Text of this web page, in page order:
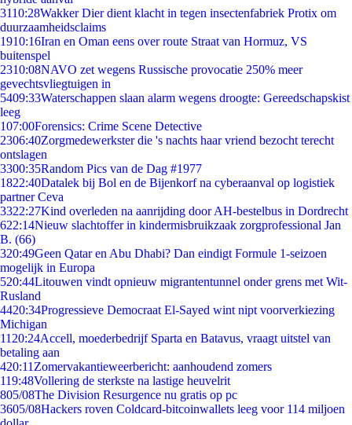
3110:28Wakker Dier dient klacht in tegen insectenfabriek Protix om
duurzaamheidsclaims
1910:16Iran en Oman eens over route Straat van Hormuz, VS
buitenspel
2310:08NAVO zet wegens Russische provocatie 250% meer
gevechtsvliegtuigen in
5409:33Waterschappen slaan alarm wegens droogte: Gereedschapskist
leeg
107:00Forensics: Crime Scene Detective
2306:40Zorgmedewerkster die 's nachts haar vriend bezocht terecht
ontslagen
3300:35Random Pics van de Dag #1977
1822:40Datalek bij Bol en de Bijenkorf na cyberaanval op logistiek
partner Ceva
3322:27Kind overleden na aanrijding door AH-bestelbus in Dordrecht
622:14Nieuw slachtoffer in kindermisbruikzaak zorgprofessional Jan
B. (66)
320:49Geen Qatar en Abu Dhabi? Dan eindigt Formule 1-seizoen
mogelijk in Europa
520:44Litouwen vindt opnieuw migrantentunnel onder grens met Wit-
Rusland
4420:34Progressieve Democraat El-Sayed wint nipt voorverkiezing
Michigan
11 20:24Accell, moederbedrijf Sparta en Batavus, vraagt uitstel van
betaling aan
420:11 Zomervakantieweerbericht: aanhoudend zomers
119:48Vollering de sterkste na lastige heuvelrit
805/08The Division Resurgence nu gratis op pc
3605/08Hackers roven Coldcard-bitcoinwallets leeg voor 114 miljoen